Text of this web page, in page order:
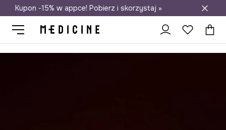
Darmowa dostawa do salonów
Kupon -15% w appce! Pobierz i skorzystaj »